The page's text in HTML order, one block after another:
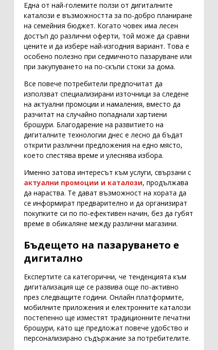
Една от най-големите ползи от дигиталните
каталози е възможността за по-добро планиране
на семейния бюджет. Когато човек има лесен
достъп до различни оферти, той може да сравни
цените и да избере най-изгодния вариант. Това е
особено полезно при седмичното пазаруване или
при закупуването на по-скъпи стоки за дома.
Все повече потребители предпочитат да
използват специализирани източници за следене
на актуални промоции и намаления, вместо да
разчитат на случайно попаднали хартиени
брошури. Благодарение на развитието на
дигиталните технологии днес е лесно да бъдат
открити различни предложения на едно място,
което спестява време и улеснява избора.
Именно затова интересът към услуги, свързани с
актуални промоции и каталози, продължава
да нараства. Те дават възможност на хората да
се информират предварително и да организират
покупките си по по-ефективен начин, без да губят
време в обикаляне между различни магазини.
Бъдещето на пазаруването е
дигитално
Експертите са категорични, че тенденцията към
дигитализация ще се развива още по-активно
през следващите години. Онлайн платформите,
мобилните приложения и електронните каталози
постепенно ще изместят традиционните печатни
брошури, като ще предложат повече удобство и
персонализирано съдържание за потребителите.